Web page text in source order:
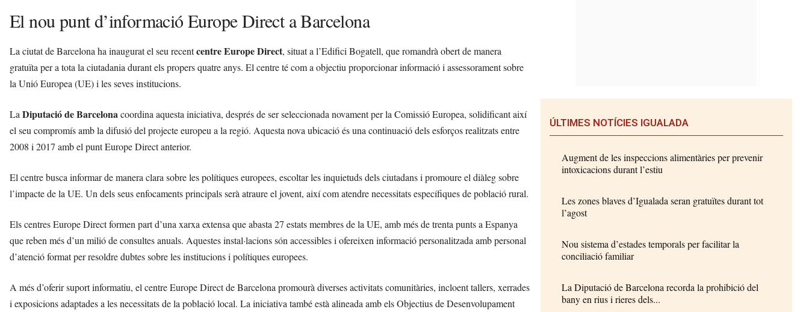
El nou punt d’informació Europe Direct a Barcelona
La ciutat de Barcelona ha inaugurat el seu recentcentre Europe Direct, situat a l’Edifici Bogatell, que romandrà obert de manera
gratuïta per a tota la ciutadania durant els propers quatre anys. El centre té com a objectiu proporcionar informació i assessorament sobre
la Unió Europea (UE) i les seves institucions.
LaDiputació de Barcelonacoordina aquesta iniciativa, després de ser seleccionada novament per la Comissió Europea, solidificant així
el seu compromís amb la difusió del projecte europeu a la regió. Aquesta nova ubicació és una continuació dels esforços realitzats entre
2008 i 2017 amb el punt Europe Direct anterior.
El centre busca informar de manera clara sobre les polítiques europees, escoltar les inquietuds dels ciutadans i promoure el diàleg sobre
l’impacte de la UE. Un dels seus enfocaments principals serà atraure el jovent, així com atendre necessitats específiques de població rural.
Els centres Europe Direct formen part d’una xarxa extensa que abasta 27 estats membres de la UE, amb més de trenta punts a Espanya
que reben més d’un milió de consultes anuals. Aquestes instal·lacions són accessibles i ofereixen informació personalitzada amb personal
d’atenció format per resoldre dubtes sobre les institucions i polítiques europees.
A més d’oferir suport informatiu, el centre Europe Direct de Barcelona promourà diverses activitats comunitàries, incloent tallers, xerrades
i exposicions adaptades a les necessitats de la població local. La iniciativa també està alineada amb els Objectius de Desenvolupament
ÚLTIMES NOTÍCIES IGUALADA
Augment de les inspeccions alimentàries per prevenir
intoxicacions durant l’estiu
Les zones blaves d’Igualada seran gratuïtes durant tot
l’agost
Nou sistema d’estades temporals per facilitar la
conciliació familiar
La Diputació de Barcelona recorda la prohibició del
bany en rius i rieres dels...